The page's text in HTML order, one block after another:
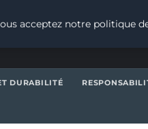
DURABILITÉ
acceptez notre politique